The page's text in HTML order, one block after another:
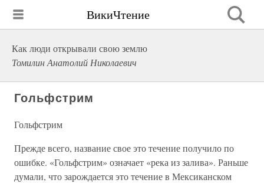
ВикиЧтение
Как люди открывали свою землю
Томилин Анатолий Николаевич
Гольфстрим
Гольфстрим
Прежде всего, название свое это течение получило по
ошибке. «Гольфстрим» означает «река из залива». Раньше
думали, что зарождается это течение в Мексиканском